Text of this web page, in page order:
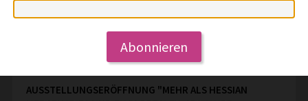
Ausstellungseröffnung
AUSSTELLUNGSERÖFFNUNG "MEHR ALS HESSIAN
Abonnieren